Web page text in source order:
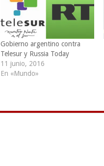
Gobierno argentino contra
Telesur y Russia Today
11 junio, 2016
En «Mundo»